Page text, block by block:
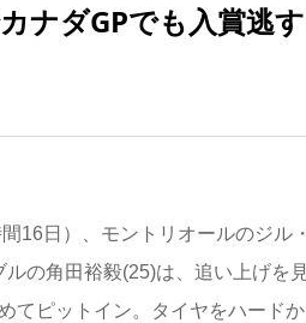
ナダGPでも入賞逃す
16日）、モントリオールのジル
の角田裕毅(25)は、追い上げを
ピットイン。タイヤをハード